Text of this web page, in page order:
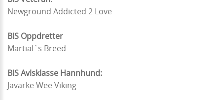
Newground Addicted 2 Love
BIS Oppdretter
Martial`s Breed
BIS Avlsklasse Hannhund:
Javarke Wee Viking